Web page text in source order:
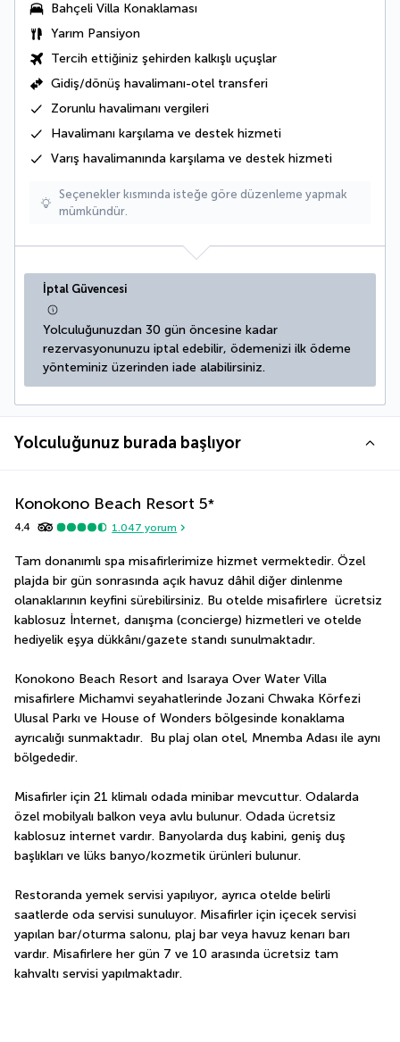
Bahçeli Villa Konaklaması
Yarım Pansiyon
Tercih ettiğiniz şehirden kalkışlı uçuşlar
Gidiş/dönüş havalimanı-otel transferi
Zorunlu havalimanı vergileri
Havalimanı karşılama ve destek hizmeti
Varış havalimanında karşılama ve destek hizmeti
Seçenekler kısmında isteğe göre düzenleme yapmak
mümkündür.
İptal Güvencesi
Yolculuğunuzdan 30 gün öncesine kadar
rezervasyonunuzu iptal edebilir, ödemenizi ilk ödeme
yönteminiz üzerinden iade alabilirsiniz.
Yolculuğunuz burada başlıyor
Konokono Beach Resort 5*
4,4 1.047 yorum
Tam donanımlı spa misafirlerimize hizmet vermektedir. Özel
plajda bir gün sonrasında açık havuz dâhil diğer dinlenme
olanaklarının keyfini sürebilirsiniz. Bu otelde misafirlere  ücretsiz
kablosuz İnternet, danışma (concierge) hizmetleri ve otelde
hediyelik eşya dükkânı/gazete standı sunulmaktadır.
Konokono Beach Resort and Isaraya Over Water Villa
misafirlere Michamvi seyahatlerinde Jozani Chwaka Körfezi
Ulusal Parkı ve House of Wonders bölgesinde konaklama
ayrıcalığı sunmaktadır.  Bu plaj olan otel, Mnemba Adası ile aynı
bölgededir.
Misafirler için 21 klimalı odada minibar mevcuttur. Odalarda
özel mobilyalı balkon veya avlu bulunur. Odada ücretsiz
kablosuz internet vardır. Banyolarda duş kabini, geniş duş
başlıkları ve lüks banyo/kozmetik ürünleri bulunur.
Restoranda yemek servisi yapılıyor, ayrıca otelde belirli
saatlerde oda servisi sunuluyor. Misafirler için içecek servisi
yapılan bar/oturma salonu, plaj bar veya havuz kenarı barı
vardır. Misafirlere her gün 7 ve 10 arasında ücretsiz tam
kahvaltı servisi yapılmaktadır.